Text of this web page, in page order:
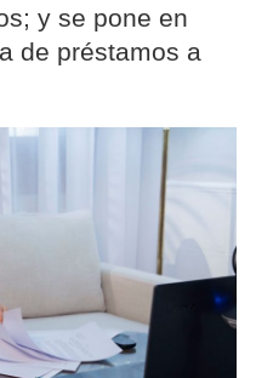
y se pone en
de préstamos a